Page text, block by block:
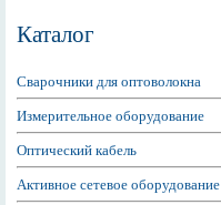
Каталог
Сварочники для оптоволокна
Измерительное оборудование
Оптический кабель
Активное сетевое оборудование